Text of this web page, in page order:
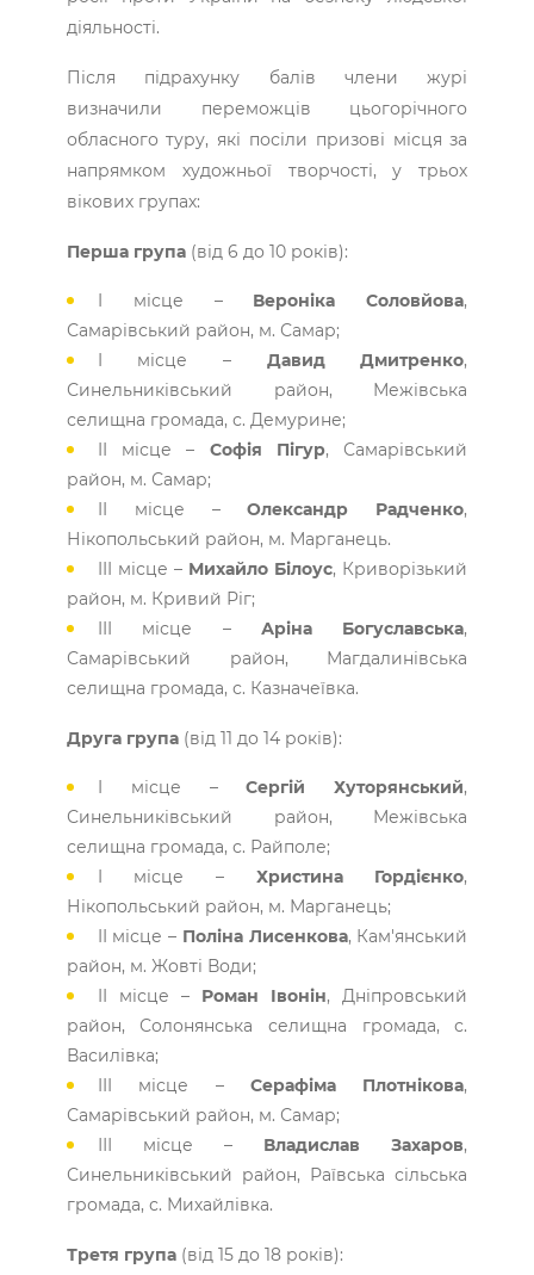
діяльності.
Після підрахунку балів члени журі
визначили переможців цьогорічного
обласного туру, які посіли призові місця за
напрямком художньої творчості, у трьох
вікових групах:
Перша група(від 6 до 10 років):
I місце – Вероніка Соловйова,
Самарівський район, м. Самар;
I місце – Давид Дмитренко,
Синельниківський район, Межівська
селищна громада, с. Демурине;
II місце – Софія Пігур, Самарівський
район, м. Самар;
II місце –Олександр Радченко,
Нікопольський район, м. Марганець.
III місце – Михайло Білоус, Криворізький
район, м. Кривий Ріг;
III місце – Аріна Богуславська,
Самарівський район, Магдалинівська
селищна громада, с. Казначеївка.
Друга група (від 11 до 14 років):
I місце –Сергій Хуторянський,
Синельниківський район, Межівська
селищна громада, с. Райполе;
I місце – Христина Гордієнко,
Нікопольський район, м. Марганець;
II місце – Поліна Лисенкова, Кам'янський
район, м. Жовті Води;
II місце – Роман Івонін, Дніпровський
район, Солонянська селищна громада, с.
Василівка;
III місце – Серафіма Плотнікова,
Самарівський район, м. Самар;
ІІІ місце – Владислав Захаров,
Синельниківський район, Раївська сільська
громада, с. Михайлівка.
Третя група(від 15 до 18 років):